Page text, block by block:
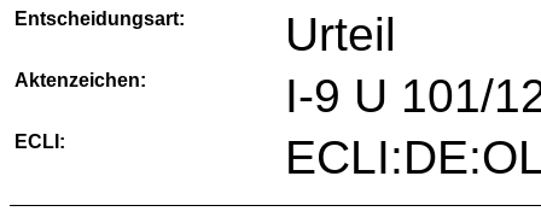
Entscheidungsart: Urteil
Aktenzeichen: I-9 U 101/
ECLI: